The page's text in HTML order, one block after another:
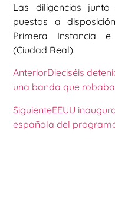
Las diligencias
puestos a
Primera Instancia
(Ciudad Real).
AnteriorDieciséis
una banda que
SiguienteEEUU
española del